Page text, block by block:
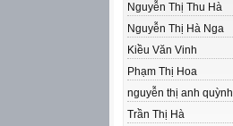
Nguyễn Thị Thu Hà
Nguyễn Thị Hà Nga
Kiều Văn Vinh
Phạm Thị Hoa
nguyễn thị anh quỳnh
Trần Thị Hà